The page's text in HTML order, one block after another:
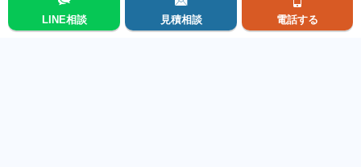
メニュー
LINE相談 見積相談 電話する